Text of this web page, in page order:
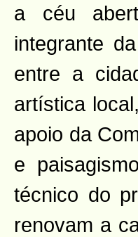
a céu
integrante
entre a
artística
apoio da
e
técnico do
renovam a